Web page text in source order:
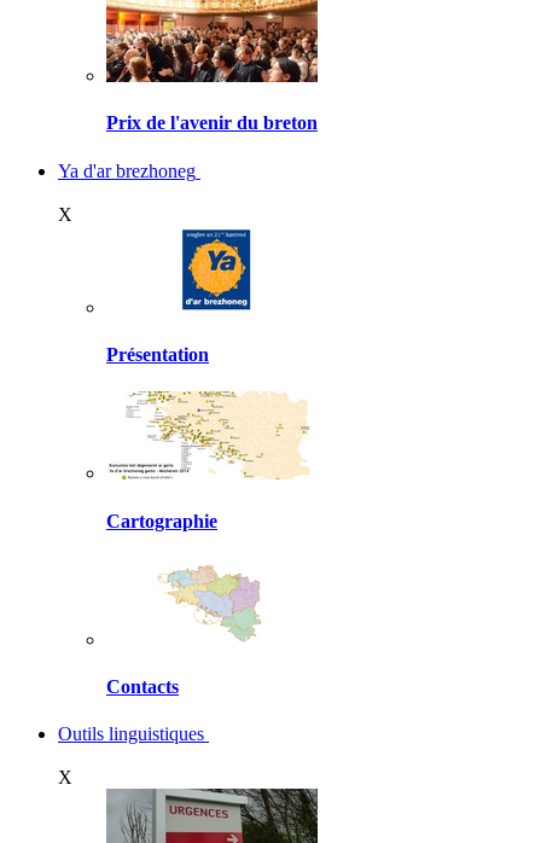
Prix de l'avenir du breton
Ya d'ar brezhoneg
X
Présentation
Cartographie
Contacts
Outils linguistiques
X